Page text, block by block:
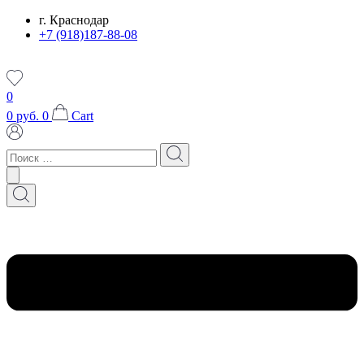
Перейтиг. Краснодар
+7 (918)187-88-08
0
0 руб. 0 Cart